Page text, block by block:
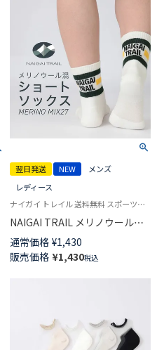
翌日発送 NEW
メンズ
レディース
ナイガイ トレイル 送料無料 スポーツソックス
NAIGAI TRAIL メリノウール混
3ライン ショート丈 ソックス
MERINO MIX27 メリノウール
27％ アーチフィットサポート
メッシュ＆サポート編み 【365
通常価格 ¥1,430
販売価格 ¥1,430税込